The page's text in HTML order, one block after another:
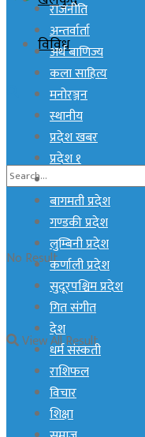
विविध
No Result
View All Result
राजनीति
अन्तर्वार्ता
अर्थ बाणिज्य
कला साहित्य
मनोरञ्जन
स्थानीय
प्रदेश खबर
प्रदेश १
बागमती प्रदेश
गण्डकी प्रदेश
लुम्बिनी प्रदेश
कर्णाली प्रदेश
सुदूरपश्चिम प्रदेश
गित संगीत
देश
धर्म संस्कती
राशिफल
विचार
शिक्षा